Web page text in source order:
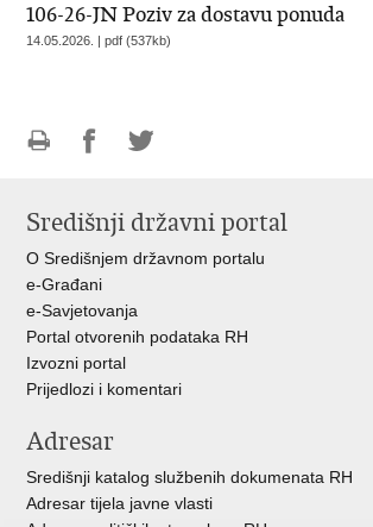
106-26-JN Poziv za dostavu ponuda
14.05.2026. | pdf (537kb)
FacebookuTwitteru
Središnji državni portal
O Središnjem državnom portalu
e-Građani
e-Savjetovanja
Portal otvorenih podataka RH
Izvozni portal
Prijedlozi i komentari
Adresar
Središnji katalog službenih dokumenata RH
Adresar tijela javne vlasti